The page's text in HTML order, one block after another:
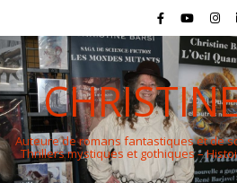
Auteure de romans fantastiques et de
Thrillers mystiques et gothiques –